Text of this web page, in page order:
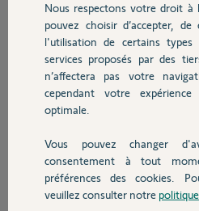
Chauffage
Autres produits
Devis avec un pro
Contact
Participer au
Réponses
Beaucoup plus simple utilise IFTTT
En plus c'est gratuit...
Pas besoin de créer le script ... il fait
Je l'ai testé et il ouvre mon portail tout
maison... Quand j'arrive il est presque
Nous respectons votre droit à
pouvez choisir d’accepter,
l'utilisation de certains
services proposés par des
n’affectera pas votre
cependant votre
optimale.
Vous pouvez changer
consentement à tout
préférences des cookies.
veuillez consulter notre